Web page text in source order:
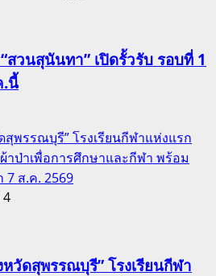
สวนสุนันทา” เปิดรั้วรับ รอบที่ 1
.นี้
สุพรรณบุรี” โรงเรียนกีฬาแห่งแรก
ป่าเพื่อการศึกษาและกีฬา พร้อม
ส.ค. 2569
4
หวัดสุพรรณบุรี” โรงเรียนกีฬา